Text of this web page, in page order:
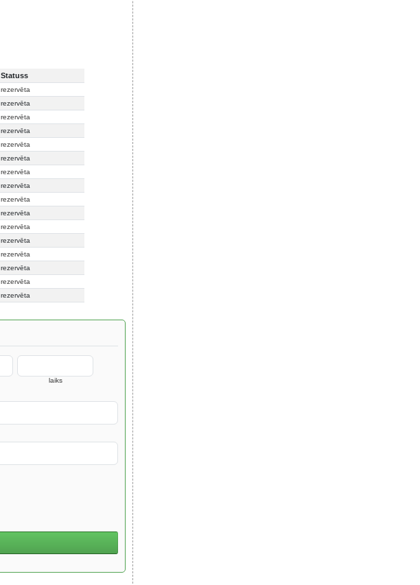
Statuss
rezervēta
rezervēta
rezervēta
rezervēta
rezervēta
rezervēta
rezervēta
rezervēta
rezervēta
rezervēta
rezervēta
rezervēta
rezervēta
rezervēta
rezervēta
rezervēta
laiks